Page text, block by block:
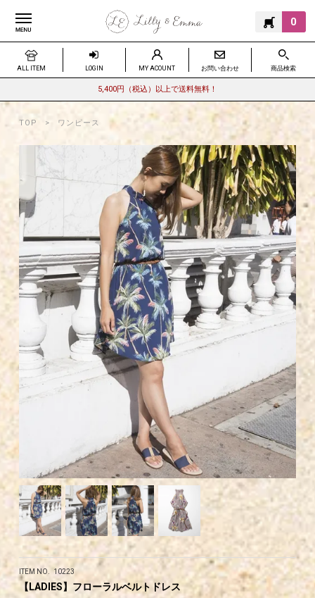
0
ALL ITEM LOGIN MY ACOUNT お問い合わせ 商品検索
5,400円（税込）以上で送料無料！
TOP ワンピース
ITEM NO. 10223
【LADIES】フローラルベルトドレス